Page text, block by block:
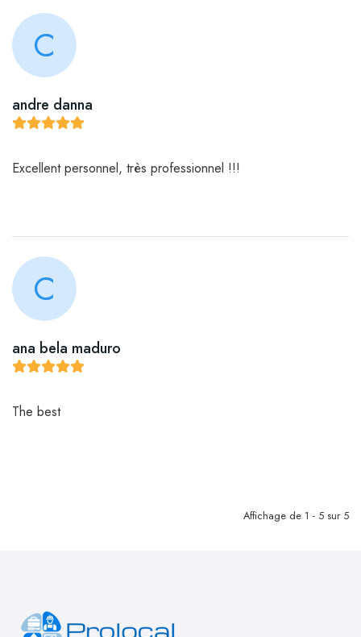
C
andre danna
Excellent personnel, très professionnel !!!
C
ana bela maduro
The best
Affichage de 1 - 5 sur 5